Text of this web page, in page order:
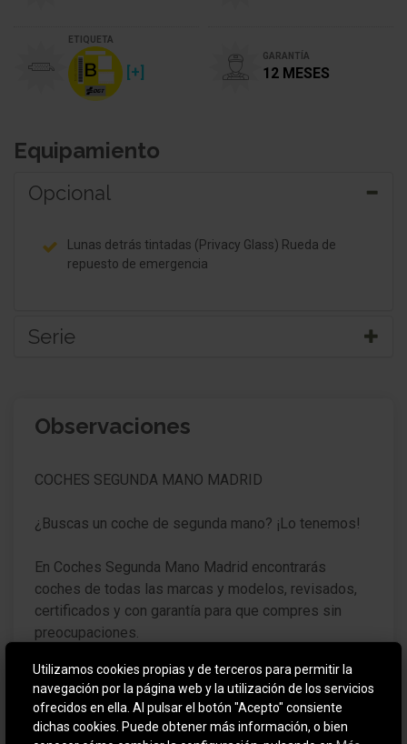
ETIQUETA
[+]
GARANTÍA
12 MESES
Equipamiento
Opcional
Lunas detrás tintadas (Privacy Glass) Rueda de
repuesto de emergencia
Serie
Carrocería: 5 puertas
contraste
Retrovisor exterior regulable eléctricamente y
Retrovisor exterior esférico, izquierda
Luces antiniebla
Encendido automático de luces
Faro con luz de curva estática
Sensor de luz y lluvia
Observaciones
COCHES SEGUNDA MANO MADRID
¿Buscas un coche de segunda mano? ¡Lo tenemos!
En Coches Segunda Mano Madrid encontrarás
coches de todas las marcas y modelos, revisados,
certificados y con garantía para que compres sin
preocupaciones.
Puedes hacer una prueba mecánica externa con
cualquier taller o tu mecánico de confianza.
Utilizamos cookies propias y de terceros para permitir la
navegación por la página web y la utilización de los servicios
ofrecidos en ella. Al pulsar el botón "Acepto" consiente
dichas cookies. Puede obtener más información, o bien